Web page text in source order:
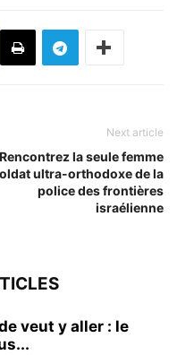
Next article
Rencontrez la seule femme
ultra-orthodoxe de la
police des frontières
israélienne
veut y aller : le